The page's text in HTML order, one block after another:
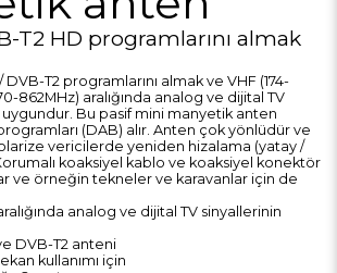
T2 HD programlarını almak
T2 programlarını almak ve VHF (174-
862MHz) aralığında analog ve dijital TV
Bu pasif mini manyetik anten
(DAB) alır. Anten çok yönlüdür ve
vericilerde yeniden hizalama (yatay /
koaksiyel kablo ve koaksiyel konektör
ve örneğin tekneler ve karavanlar için de
analog ve dijital TV sinyallerinin
DVB-T2 anteni
kullanımı için